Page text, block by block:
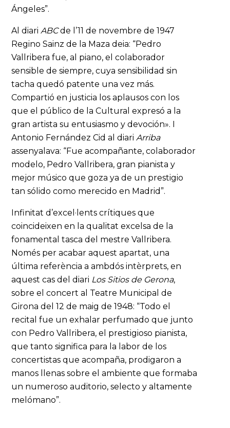
Ángeles”.
Al diariABCde l’11 de novembre de 1947
Regino Sainz de la Maza deia: “Pedro
Vallribera fue, al piano, el colaborador
sensible de siempre, cuya sensibilidad sin
tacha quedó patente una vez más.
Compartió en justicia los aplausos con los
que el público de la Cultural expresó a la
gran artista su entusiasmo y devoción». I
Antonio Fernández Cid al diariArriba
assenyalava: “Fue acompañante, colaborador
modelo, Pedro Vallribera, gran pianista y
mejor músico que goza ya de un prestigio
tan sólido como merecido en Madrid”.
Infinitat d’excel·lents crítiques que
coincideixen en la qualitat excelsa de la
fonamental tasca del mestre Vallribera.
Només per acabar aquest apartat, una
última referència a ambdós intèrprets, en
aquest cas del diari Los Sitios de Gerona,
sobre el concert al Teatre Municipal de
Girona del 12 de maig de 1948: “Todo el
recital fue un exhalar perfumado que junto
con Pedro Vallribera, el prestigioso pianista,
que tanto significa para la labor de los
concertistas que acompaña, prodigaron a
manos llenas sobre el ambiente que formaba
un numeroso auditorio, selecto y altamente
melómano”.